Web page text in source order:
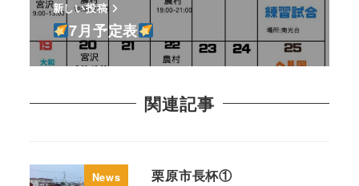
新しい投稿
7月予定表
関連記事
News 栗原市長杯①